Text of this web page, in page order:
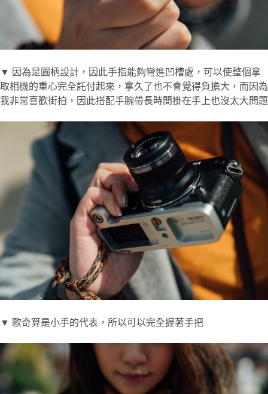
▼ 因為是圓柄設計，因此手指能夠彎進凹槽處，可以使整個拿
取相機的重心完全託付起來，拿久了也不會覺得負擔大，而因為
我非常喜歡街拍，因此搭配手腕帶長時間掛在手上也沒太大問題
▼ 歐奇算是小手的代表，所以可以完全握著手把